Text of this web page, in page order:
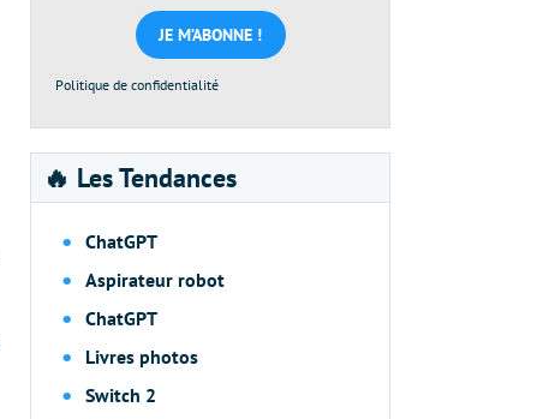
mail
*
Politique de confidentialité
🔥 Les Tendances
ChatGPT
Aspirateur robot
ChatGPT
Livres photos
Switch 2